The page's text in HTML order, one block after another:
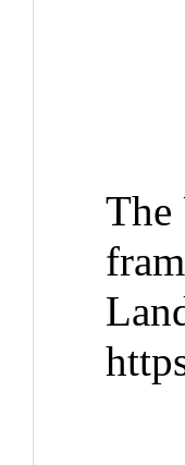
文
The